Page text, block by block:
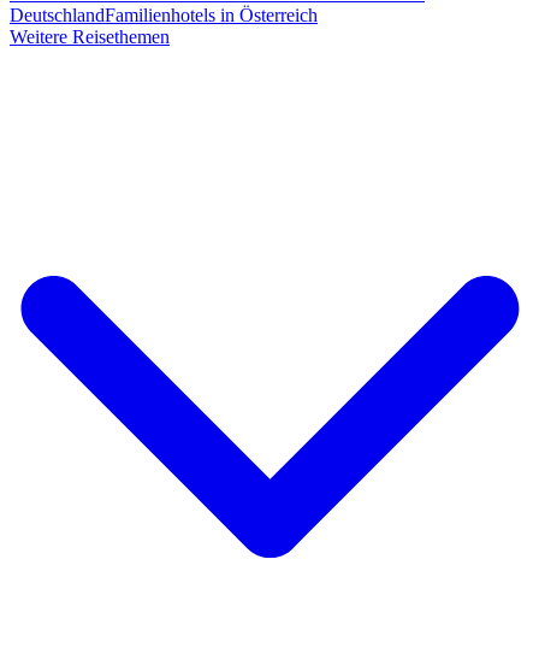
DeutschlandFamilienhotels in Österreich
Weitere Reisethemen